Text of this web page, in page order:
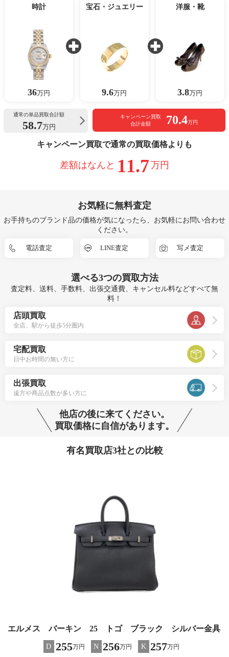
時計
36万円
宝石・ジュエリー
9.6万円
洋服・靴
3.8万円
通常の単品買取合計額
58.7万円
キャンペーン買取
合計金額
70.4万円
キャンペーン買取で通常の買取価格よりも
差額はなんと 11.7万円
お気軽に無料査定
お手持ちのブランド品の価格が気になったら、お気軽にお問い合わせ
ください。
電話査定 LINE査定 写メ査定
選べる3つの買取方法
査定料、送料、手数料、出張交通費、キャンセル料などすべて無
料！
店頭買取
全店、駅から徒歩5分圏内
宅配買取
日中お時間の無い方に
出張買取
遠方や商品点数が多い方に
他店の後に来てください。
買取価格に自信があります。
有名買取店3社との比較
エルメス バーキン 25 トゴ ブラック シルバー金具
D 255万円 N 256万円 K 257万円